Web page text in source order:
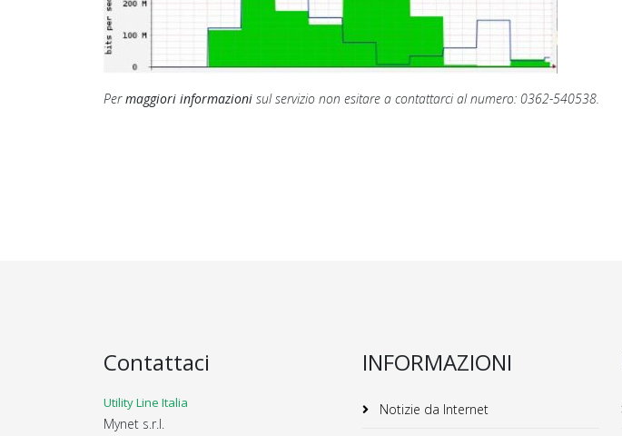
Permaggiori informazioni sul servizio non esitare a contattarci al numero: 0362-540538.
Contattaci
Utility Line Italia
Mynet s.r.l.
INFORMAZIONI
Notizie da Internet